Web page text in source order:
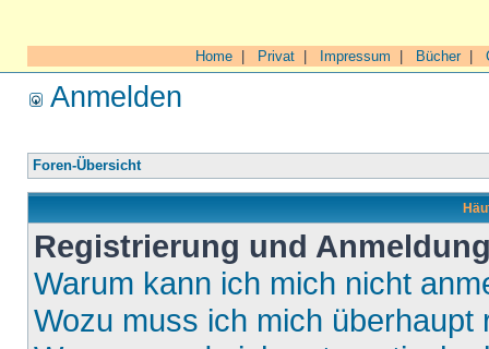
Home Privat Impressum Bücher|
Anmelden
Foren-Übersicht
Registrierung und
Warum kann ich mich nicht
Wozu muss ich mich überhaupt